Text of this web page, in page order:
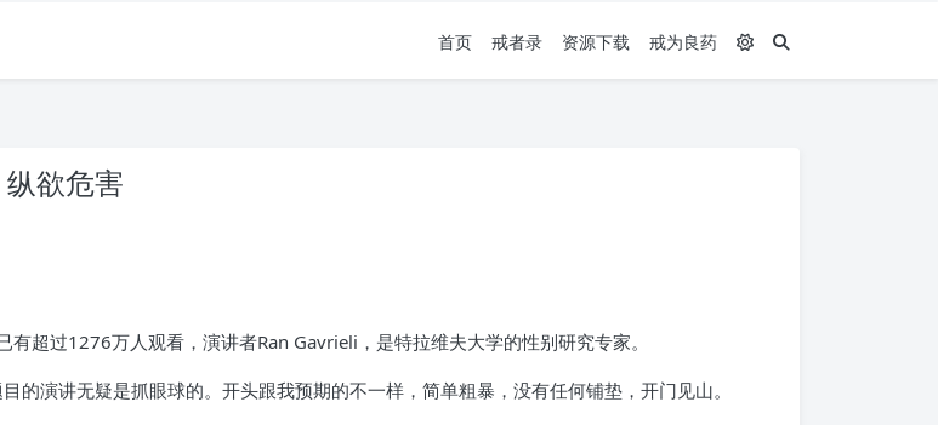
首页 戒者录 资源下载 戒为良药
欲危害
超过1276万人观看，演讲者Ran Gavrieli，是特拉维夫大学的性别研究专家。
的演讲无疑是抓眼球的。开头跟我预期的不一样，简单粗暴，没有任何铺垫，开门见山。